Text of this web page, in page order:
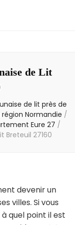
de Lit
de lit près de
région Normandie /
Eure 27 /
Breteuil 27160
devenir un
villes. Si vous
à quel point il est